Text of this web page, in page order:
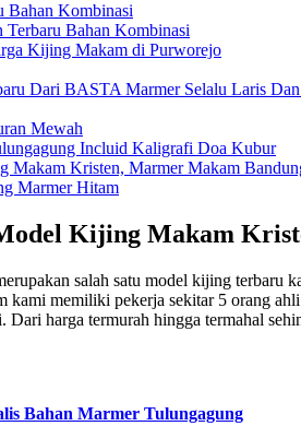
Bahan Kombinasi
Bahan Kombinasi
Kijing Makam di Purworejo
Dari BASTA Marmer Selalu Laris
Mewah
Incluid Kaligrafi Doa Kubur
Kristen, Marmer Makam
Marmer Hitam
Kijing Makam
salah satu model kijing terbaru
kami memiliki pekerja sekitar 5 orang
harga termurah hingga termahal
Bahan Marmer Tulungagung